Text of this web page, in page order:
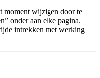
moment wijzigen door te
onder aan elke pagina.
intrekken met werking